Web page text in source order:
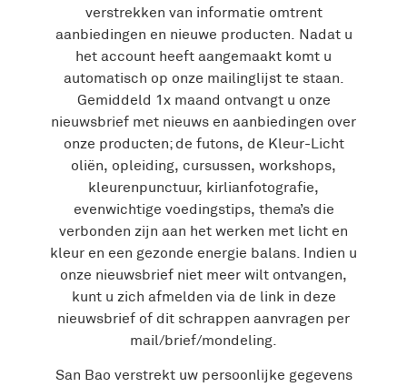
verstrekken van informatie omtrent
aanbiedingen en nieuwe producten. Nadat u
het account heeft aangemaakt komt u
automatisch op onze mailinglijst te staan.
Gemiddeld 1x maand ontvangt u onze
nieuwsbrief met nieuws en aanbiedingen over
onze producten; de futons, de Kleur-Licht
oliën, opleiding, cursussen, workshops,
kleurenpunctuur, kirlianfotografie,
evenwichtige voedingstips, thema’s die
verbonden zijn aan het werken met licht en
kleur en een gezonde energie balans. Indien u
onze nieuwsbrief niet meer wilt ontvangen,
kunt u zich afmelden via de link in deze
nieuwsbrief of dit schrappen aanvragen per
mail/brief/mondeling.
San Bao verstrekt uw persoonlijke gegevens